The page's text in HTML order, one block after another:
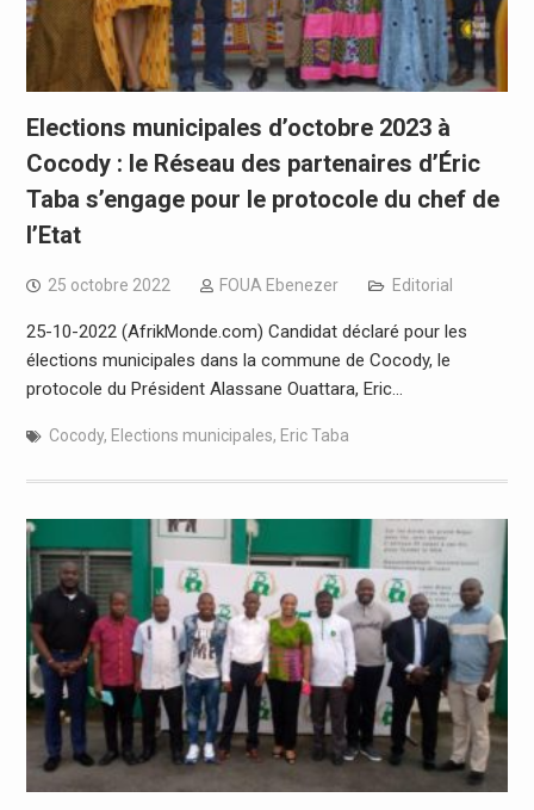
Elections municipales d’octobre 2023 à
Cocody : le Réseau des partenaires d’Éric
Taba s’engage pour le protocole du chef de
l’Etat
25 octobre 2022 FOUA Ebenezer Editorial
25-10-2022 (AfrikMonde.com) Candidat déclaré pour les
élections municipales dans la commune de Cocody, le
protocole du Président Alassane Ouattara, Eric…
Cocody, Elections municipales, Eric Taba